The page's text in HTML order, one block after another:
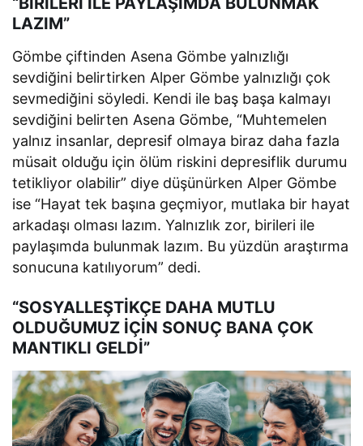
LAZIM”
Gömbe çiftinden Asena Gömbe yalnızlığı
sevdiğini belirtirken Alper Gömbe yalnızlığı çok
sevmediğini söyledi. Kendi ile baş başa kalmayı
sevdiğini belirten Asena Gömbe, “Muhtemelen
yalnız insanlar, depresif olmaya biraz daha fazla
müsait olduğu için ölüm riskini depresiflik durumu
tetikliyor olabilir” diye düşünürken Alper Gömbe
ise “Hayat tek başına geçmiyor, mutlaka bir hayat
arkadaşı olması lazım. Yalnızlık zor, birileri ile
paylaşımda bulunmak lazım. Bu yüzdün araştırma
sonucuna katılıyorum” dedi.
“SOSYALLEŞTİKÇE DAHA MUTLU
OLDUĞUMUZ İÇİN SONUÇ BANA ÇOK
MANTIKLI GELDİ”